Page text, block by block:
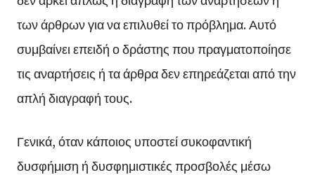
των άρθρων για να επιλυθεί το πρόβλημα. Αυτό
συμβαίνει επειδή ο δράστης που πραγματοποίησε
τις αναρτήσεις ή τα άρθρα δεν επηρεάζεται από την
απλή διαγραφή τους.
Γενικά, όταν κάποιος υποστεί συκοφαντική
δυσφήμιση ή δυσφημιστικές προσβολές μέσω